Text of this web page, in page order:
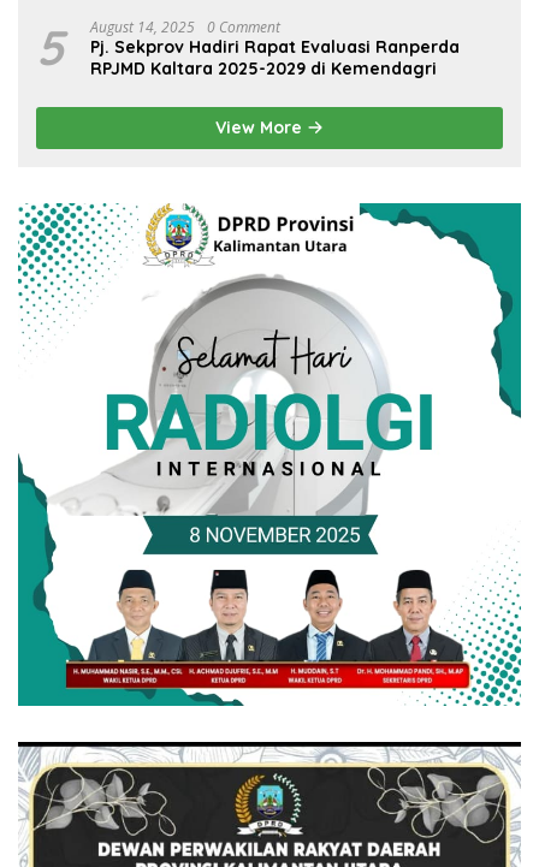
5 August 14, 2025 0 Comment
Pj. Sekprov Hadiri Rapat Evaluasi Ranperda
RPJMD Kaltara 2025-2029 di Kemendagri
View More